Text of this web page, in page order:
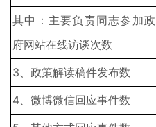
其中：主要负责同志参加政
府网站在线访谈次数
3、政策解读稿件发布数
4、微博微信回应事件数